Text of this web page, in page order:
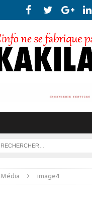
Média image4